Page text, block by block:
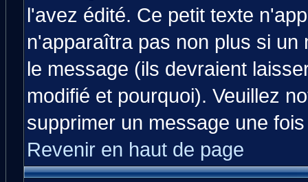
l'avez édité. Ce petit texte
n'apparaîtra pas non plus si
le message (ils devraient
modifié et pourquoi). Veuillez
supprimer un message une
Revenir en haut de page